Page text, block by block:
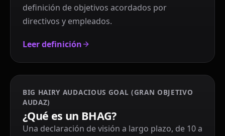
definición de objetivos acordados por
directivos y empleados.
Leer definición
BIG HAIRY AUDACIOUS GOAL (GRAN OBJETIVO
AUDAZ)
¿Qué es un BHAG?
Una declaración de visión a largo plazo, de 10 a